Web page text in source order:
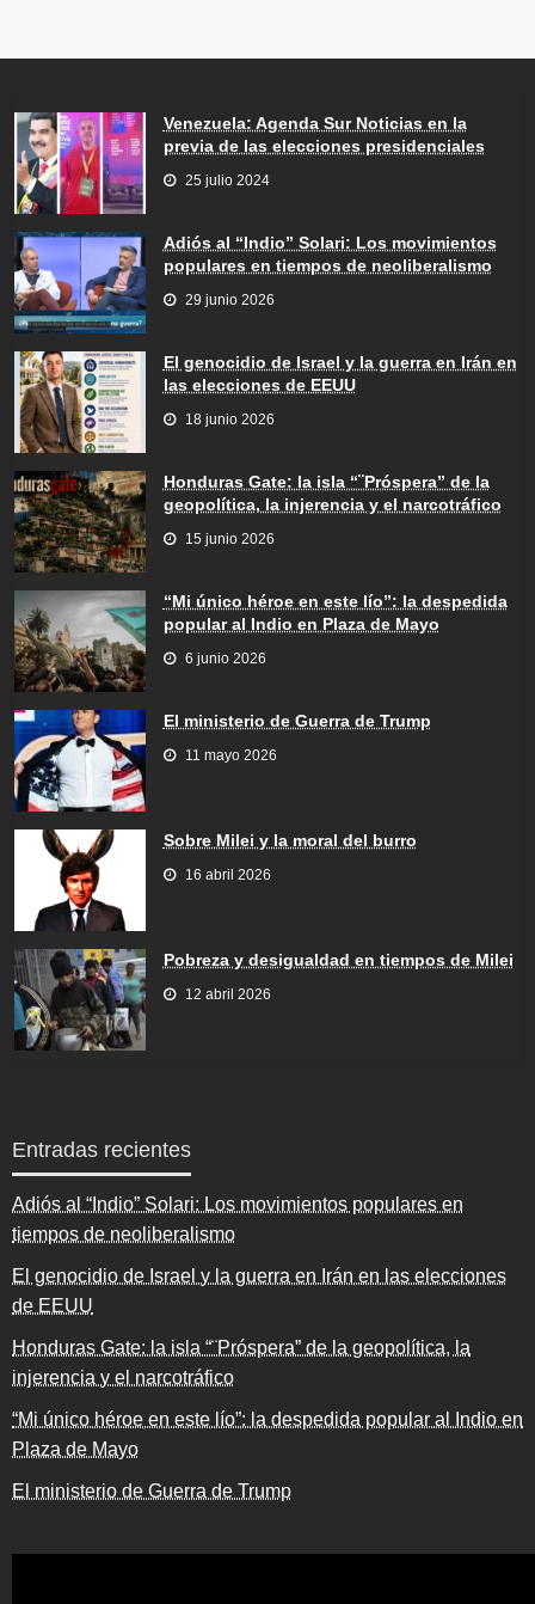
Venezuela: Agenda Sur Noticias en la
previa de las elecciones presidenciales
25 julio 2024
Adiós al “Indio” Solari: Los movimientos
populares en tiempos de neoliberalismo
29 junio 2026
El genocidio de Israel y la guerra en Irán en
las elecciones de EEUU
18 junio 2026
Honduras Gate: la isla “¨Próspera” de la
geopolítica, la injerencia y el narcotráfico
15 junio 2026
“Mi único héroe en este lío”: la despedida
popular al Indio en Plaza de Mayo
6 junio 2026
El ministerio de Guerra de Trump
11 mayo 2026
Sobre Milei y la moral del burro
16 abril 2026
Pobreza y desigualdad en tiempos de Milei
12 abril 2026
Entradas recientes
Adiós al “Indio” Solari: Los movimientos populares en
tiempos de neoliberalismo
El genocidio de Israel y la guerra en Irán en las elecciones
de EEUU
Honduras Gate: la isla “¨Próspera” de la geopolítica, la
injerencia y el narcotráfico
“Mi único héroe en este lío”: la despedida popular al Indio en
Plaza de Mayo
El ministerio de Guerra de Trump